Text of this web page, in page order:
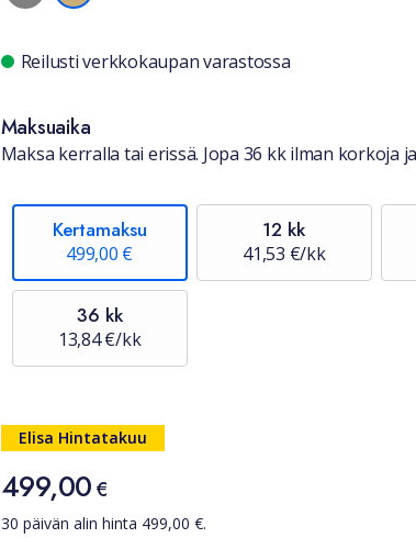
Saatavuustiedot
Reilusti verkkokaupan varastossa
Maksuaika
Maksa kerralla tai erissä. Jopa 36 kk ilman korkoja
Kertamaksu
499,00 €
12 kk
41,53 €/kk
36 kk
13,84 €/kk
Hinta
Elisa Hintatakuu
499,00 €
499,00 €
30 päivän alin hinta 499,00 €.